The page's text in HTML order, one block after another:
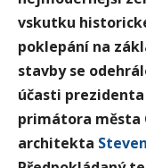
vskutku
poklepání na
stavby se
účasti
primátora města
architekta